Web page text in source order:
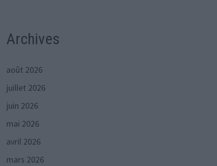
Archives
août 2026
juillet 2026
juin 2026
mai 2026
avril 2026
mars 2026